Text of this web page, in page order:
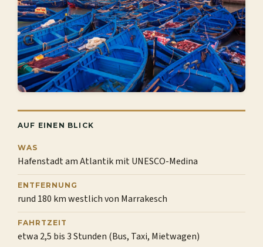
AUF EINEN BLICK
WAS
Hafenstadt am Atlantik mit UNESCO-Medina
ENTFERNUNG
rund 180 km westlich von Marrakesch
FAHRTZEIT
etwa 2,5 bis 3 Stunden (Bus, Taxi, Mietwagen)